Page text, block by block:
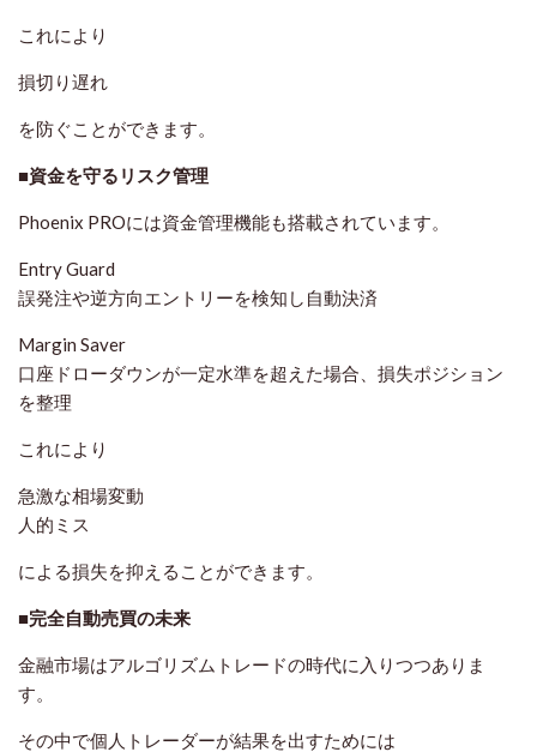
これにより
損切り遅れ
を防ぐことができます。
■資金を守るリスク管理
Phoenix PROには資金管理機能も搭載されています。
Entry Guard
誤発注や逆方向エントリーを検知し自動決済
Margin Saver
口座ドローダウンが一定水準を超えた場合、損失ポジション
を整理
これにより
急激な相場変動
人的ミス
による損失を抑えることができます。
■完全自動売買の未来
金融市場はアルゴリズムトレードの時代に入りつつありま
す。
その中で個人トレーダーが結果を出すためには